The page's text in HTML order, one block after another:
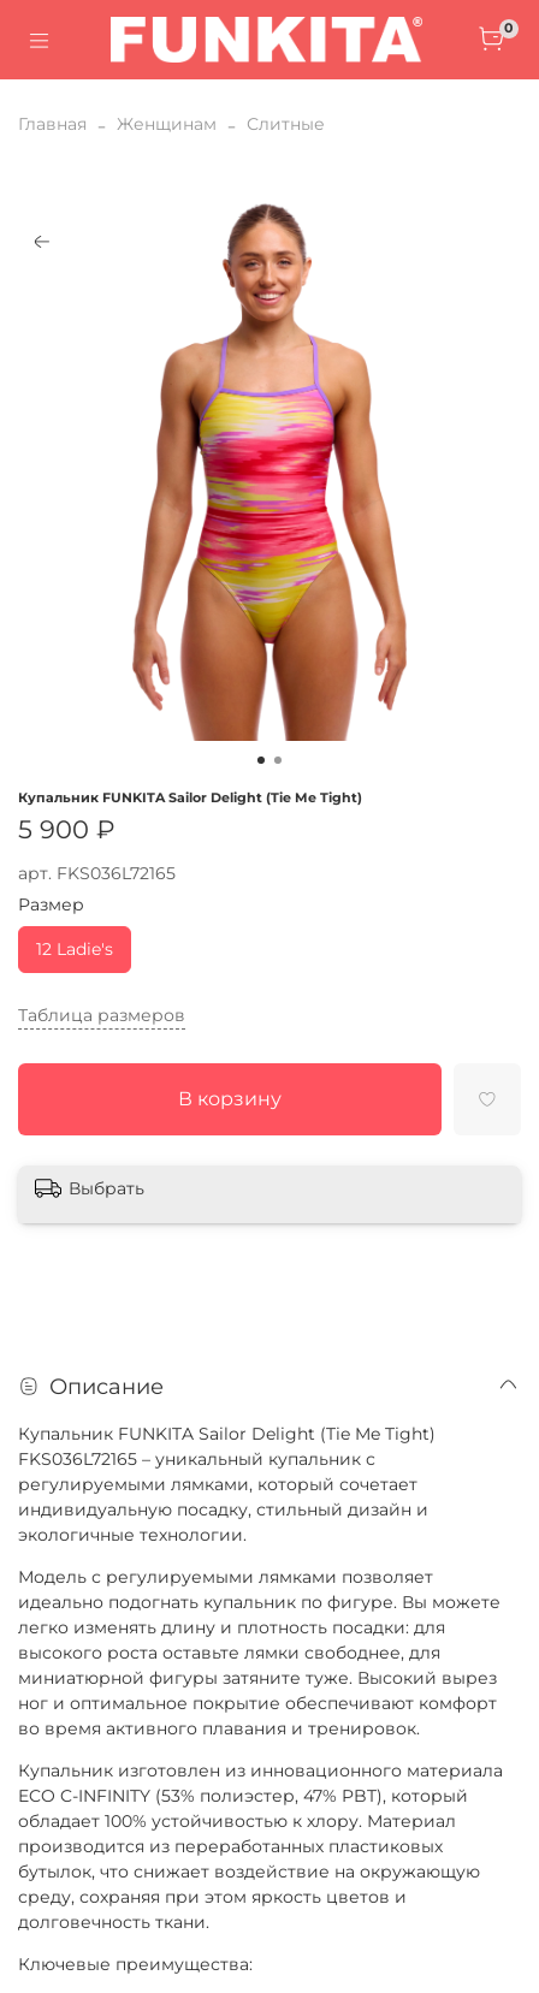
0
Главная Женщинам Слитные
арт. FKS036L72165
Купальник FUNKITA Sailor Delight (Tie Me Tight)
5 900 ₽
Таблица размеров
В корзину
Размер
12 Ladie's
Выбрать
Описание
Купальник FUNKITA Sailor Delight (Tie Me Tight)
FKS036L72165 – уникальный купальник с
регулируемыми лямками, который сочетает
индивидуальную посадку, стильный дизайн и
экологичные технологии.
Модель с регулируемыми лямками позволяет
идеально подогнать купальник по фигуре. Вы можете
легко изменять длину и плотность посадки: для
высокого роста оставьте лямки свободнее, для
миниатюрной фигуры затяните туже. Высокий вырез
ног и оптимальное покрытие обеспечивают комфорт
во время активного плавания и тренировок.
Купальник изготовлен из инновационного материала
ECO C-INFINITY (53% полиэстер, 47% PBT), который
обладает 100% устойчивостью к хлору. Материал
производится из переработанных пластиковых
бутылок, что снижает воздействие на окружающую
среду, сохраняя при этом яркость цветов и
долговечность ткани.
Ключевые преимущества: